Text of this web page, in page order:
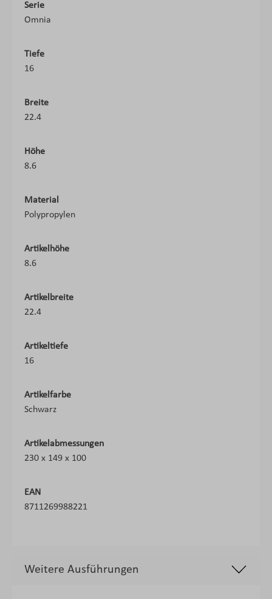
Serie
Omnia
Tiefe
16
Breite
22.4
Höhe
8.6
Material
Polypropylen
Artikelhöhe
8.6
Artikelbreite
22.4
Artikeltiefe
16
Artikelfarbe
Schwarz
Artikelabmessungen
230 x 149 x 100
EAN
8711269988221
Weitere Ausführungen